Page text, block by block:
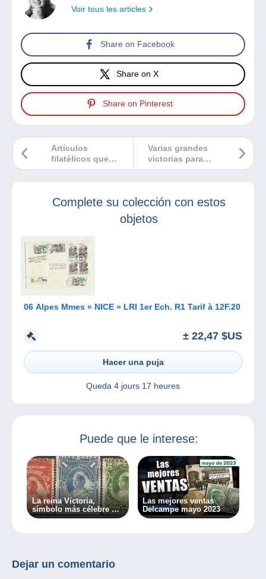
Voir tous les articles
Share on Facebook
Share on X
Share on Pinterest
Varias grandes
victorias para
Delcampe en los
Artículos
filatélicos que
hacen soñar y que
casualidad…
Complete su colección con estos
objetos
06 Alpes Mmes « NICE » LRI 1er Ech. R1 Tarif à 12F.20
± 22,47 $US
Hacer una puja
Queda 4 jours 17 heures
Puede que le interese:
La reina Victoria,
símbolo más célebre del
mundo de la filatelia
Las mejores ventas
Delcampe mayo 2023
Dejar un comentario